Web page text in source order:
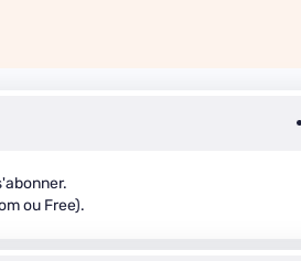
ou Free).